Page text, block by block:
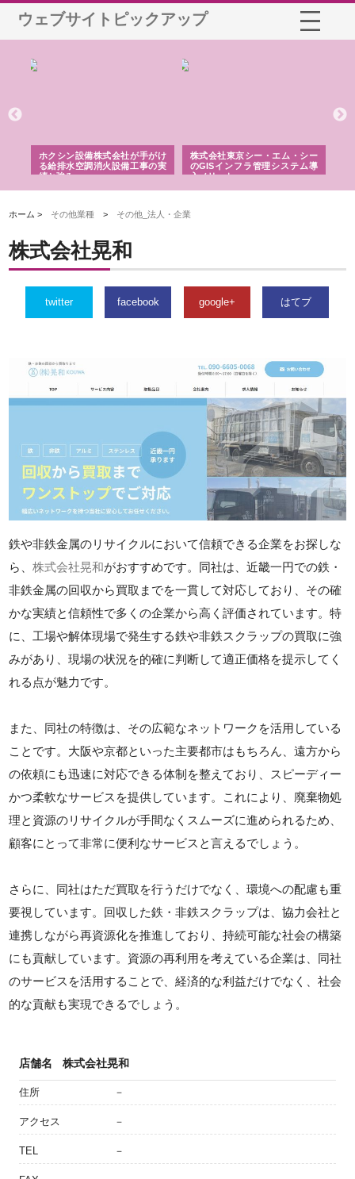
ウェブサイトピックアップ
ホクシン設備株式会社が手がけ
る給排水空調消火設備工事の実
績と強み
株式会社東京シー・エム・シー
のGISインフラ管理システム導
入メリット
ホーム > その他業種 > その他_法人・企業
株式会社晃和
twitter facebook google+ はてブ
鉄や非鉄金属のリサイクルにおいて信頼できる企業をお探しな
ら、株式会社晃和がおすすめです。同社は、近畿一円での鉄・
非鉄金属の回収から買取までを一貫して対応しており、その確
かな実績と信頼性で多くの企業から高く評価されています。特
に、工場や解体現場で発生する鉄や非鉄スクラップの買取に強
みがあり、現場の状況を的確に判断して適正価格を提示してく
れる点が魅力です。
また、同社の特徴は、その広範なネットワークを活用している
ことです。大阪や京都といった主要都市はもちろん、遠方から
の依頼にも迅速に対応できる体制を整えており、スピーディー
かつ柔軟なサービスを提供しています。これにより、廃棄物処
理と資源のリサイクルが手間なくスムーズに進められるため、
顧客にとって非常に便利なサービスと言えるでしょう。
さらに、同社はただ買取を行うだけでなく、環境への配慮も重
要視しています。回収した鉄・非鉄スクラップは、協力会社と
連携しながら再資源化を推進しており、持続可能な社会の構築
にも貢献しています。資源の再利用を考えている企業は、同社
のサービスを活用することで、経済的な利益だけでなく、社会
的な貢献も実現できるでしょう。
店舗名 株式会社晃和
住所 －
アクセス －
TEL －